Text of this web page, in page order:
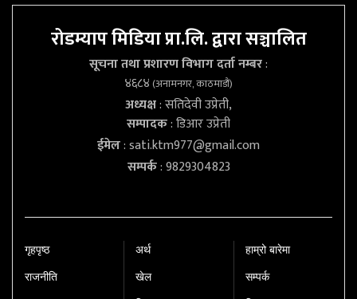
रोडम्याप मिडिया प्रा.लि. द्वारा सञ्चालित
सूचना तथा प्रशारण विभाग दर्ता नम्बर:
४६८४(अनामनगर, काठमाडौं)
अध्यक्ष: सतिदेवी उप्रेती,
सम्पादक: डिआर उप्रेती
ईमेल:sati.ktm977@gmail.com
सम्पर्क: 9829304823
गृहपृष्‍ठ
राजनीति
अर्थ
खेल
हाम्रो बारेमा
सम्पर्क